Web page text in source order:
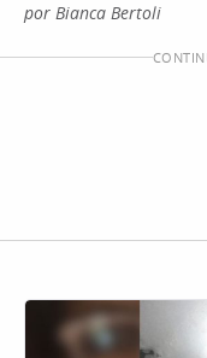
por Bianca Bertoli